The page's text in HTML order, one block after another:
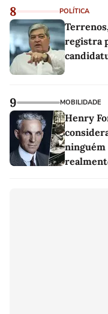
8 POLÍTICA
registra
9 MOBILIDADE
Henry
ninguém